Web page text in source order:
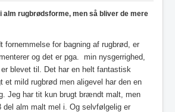
alm rugbrødsforme, men så bliver de mere
fornemmelse for bagning af rugbrød, er
og det er pga. min nysgerrighed,
blevet til. Det har en helt fantastisk
et mild rugbrød men aligevel har den en
Jeg har tit kun brugt brændt malt, men
del alm malt mel i. Og selvfølgelig er